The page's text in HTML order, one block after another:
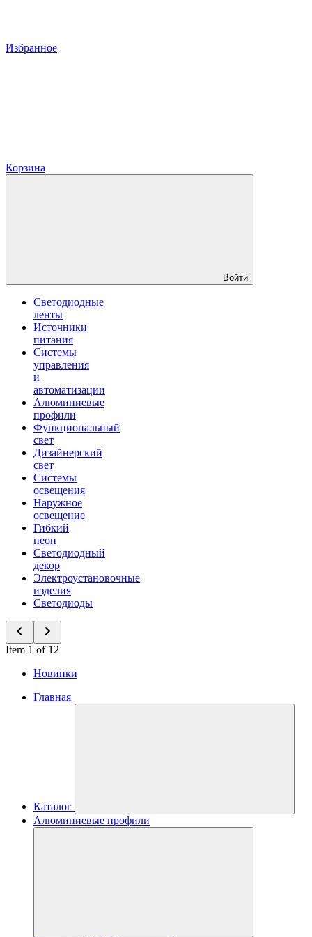
Избранное
Корзина
Войти
Светодиодные
ленты
Источники
питания
Системы
управления
и
автоматизации
Алюминиевые
профили
Функциональный
свет
Дизайнерский
свет
Системы
освещения
Наружное
освещение
Гибкий
неон
Светодиодный
декор
Электроустановочные
изделия
Светодиоды
Item 1 of 12
Новинки
Главная
Каталог
Алюминиевые профили